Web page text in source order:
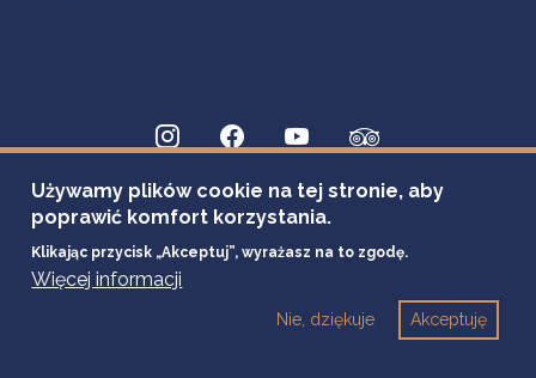
Używamy plików cookie na tej stronie, aby
poprawić komfort korzystania.
Klikając przycisk „Akceptuj”, wyrażasz na to zgodę.
Więcej informacji
Akceptuję
Nie, dziękuje